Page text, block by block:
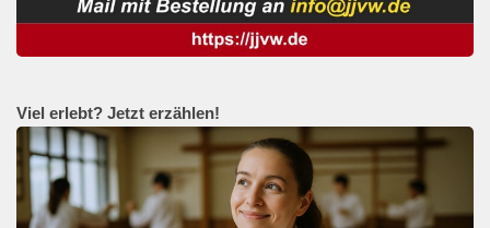
Viel erlebt? Jetzt erzählen!